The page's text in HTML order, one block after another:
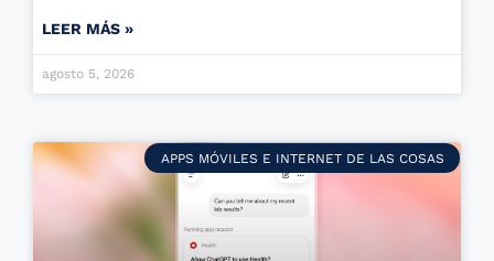
LEER MÁS »
agosto 5, 2026
APPS MÓVILES E INTERNET DE LAS COSAS